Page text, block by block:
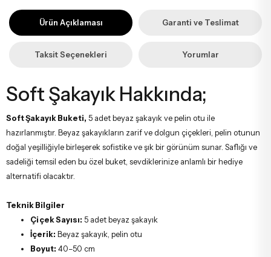
yapıyoruz. Sevdiklerinize ulaştırmak istediğiniz çiçekler, özenle
hazırlanarak İstanbul’un her noktasına güvenle teslim edilir.
Ürün Açıklaması Garanti ve Teslimat
Taksit Seçenekleri Yorumlar
Soft Şakayık Hakkında;
Soft Şakayık Buketi, 5 adet beyaz şakayık ve pelin otu ile
hazırlanmıştır. Beyaz şakayıkların zarif ve dolgun çiçekleri, pelin otunun
doğal yeşilliğiyle birleşerek sofistike ve şık bir görünüm sunar. Saflığı ve
sadeliği temsil eden bu özel buket, sevdiklerinize anlamlı bir hediye
alternatifi olacaktır.
Teknik Bilgiler
Çiçek Sayısı: 5 adet beyaz şakayık
İçerik: Beyaz şakayık, pelin otu
Boyut: 40–50 cm